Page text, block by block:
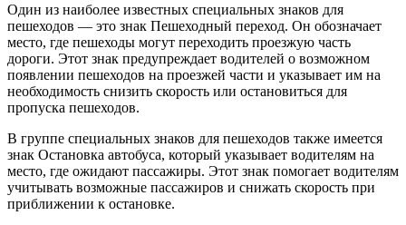
Один из наиболее известных специальных знаков для
пешеходов — это знак Пешеходный переход. Он обозначает
место, где пешеходы могут переходить проезжую часть
дороги. Этот знак предупреждает водителей о возможном
появлении пешеходов на проезжей части и указывает им на
необходимость снизить скорость или остановиться для
пропуска пешеходов.
В группе специальных знаков для пешеходов также имеется
знак Остановка автобуса, который указывает водителям на
место, где ожидают пассажиры. Этот знак помогает водителям
учитывать возможные пассажиров и снижать скорость при
приближении к остановке.